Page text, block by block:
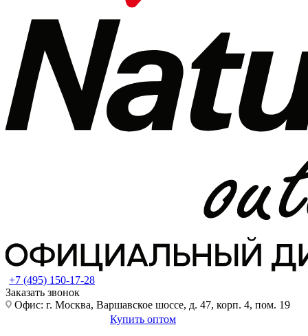
+7 (495) 150-17-28
Заказать звонок
Офис: г. Москва, Варшавское шоссе, д. 47, корп. 4, пом. 19
Купить оптом